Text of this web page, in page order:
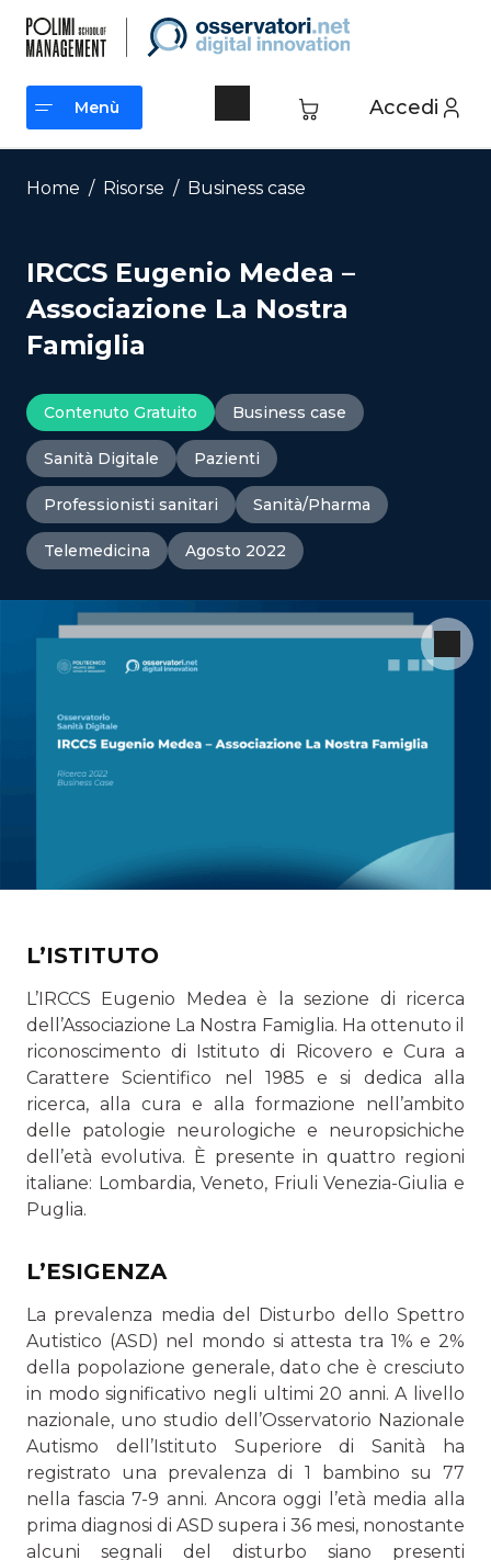
contenuto
Accedi
Menù
Menù
Home / Risorse / Business case
IRCCS Eugenio Medea –
Associazione La Nostra
Famiglia
Contenuto Gratuito Business case
Sanità Digitale Pazienti
Professionisti sanitari Sanità/Pharma
Telemedicina Agosto 2022
L’ISTITUTO
L’IRCCS Eugenio Medea è la sezione di ricerca
dell’Associazione La Nostra Famiglia. Ha ottenuto il
riconoscimento di Istituto di Ricovero e Cura a
Carattere Scientifico nel 1985 e si dedica alla
ricerca, alla cura e alla formazione nell’ambito
delle patologie neurologiche e neuropsichiche
dell’età evolutiva. È presente in quattro regioni
italiane: Lombardia, Veneto, Friuli Venezia-Giulia e
Puglia.
L’ESIGENZA
La prevalenza media del Disturbo dello Spettro
Autistico (ASD) nel mondo si attesta tra 1% e 2%
della popolazione generale, dato che è cresciuto
in modo significativo negli ultimi 20 anni. A livello
nazionale, uno studio dell’Osservatorio Nazionale
Autismo dell’Istituto Superiore di Sanità ha
registrato una prevalenza di 1 bambino su 77
nella fascia 7-9 anni. Ancora oggi l’età media alla
prima diagnosi di ASD supera i 36 mesi, nonostante
alcuni segnali del disturbo siano presenti